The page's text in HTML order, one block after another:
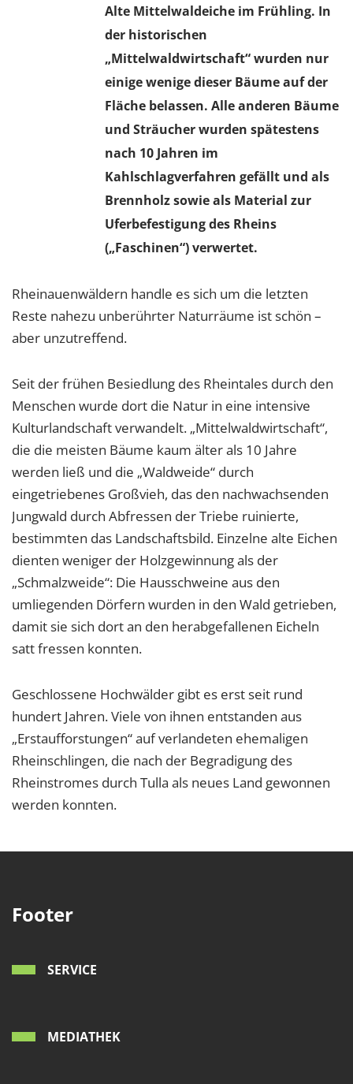
Alte Mittelwaldeiche im Frühling. In
der historischen
„Mittelwaldwirtschaft“ wurden nur
einige wenige dieser Bäume auf der
Fläche belassen. Alle anderen Bäume
und Sträucher wurden spätestens
nach 10 Jahren im
Kahlschlagverfahren gefällt und als
Brennholz sowie als Material zur
Uferbefestigung des Rheins
(„Faschinen“) verwertet.
Rheinauenwäldern handle es sich um die letzten
Reste nahezu unberührter Naturräume ist schön –
aber unzutreffend.
Seit der frühen Besiedlung des Rheintales durch den
Menschen wurde dort die Natur in eine intensive
Kulturlandschaft verwandelt. „Mittelwaldwirtschaft“,
die die meisten Bäume kaum älter als 10 Jahre
werden ließ und die „Waldweide“ durch
eingetriebenes Großvieh, das den nachwachsenden
Jungwald durch Abfressen der Triebe ruinierte,
bestimmten das Landschaftsbild. Einzelne alte Eichen
dienten weniger der Holzgewinnung als der
„Schmalzweide“: Die Hausschweine aus den
umliegenden Dörfern wurden in den Wald getrieben,
damit sie sich dort an den herabgefallenen Eicheln
satt fressen konnten.
Geschlossene Hochwälder gibt es erst seit rund
hundert Jahren. Viele von ihnen entstanden aus
„Erstaufforstungen“ auf verlandeten ehemaligen
Rheinschlingen, die nach der Begradigung des
Rheinstromes durch Tulla als neues Land gewonnen
werden konnten.
Footer
SERVICE
MEDIATHEK